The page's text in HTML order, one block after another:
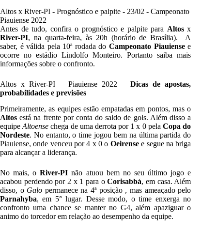
Altos x River-PI - Prognóstico e palpite - 23/02 - Campeonato
Piauiense 2022
Antes de tudo, confira o prognóstico e palpite para Altosx
River-PI, na quarta-feira, às 20h (horário de Brasília). A
saber, é válida pela 10ª rodada doCampeonato Piauiensee
ocorre no estádio Lindolfo Monteiro. Portanto saiba mais
informações sobre o confronto.
Altos x River-PI – Piauiense 2022 – Dicas de apostas,
probabilidades e previsões
Primeiramente, as equipes estão empatadas em pontos, mas o
Altos está na frente por conta do saldo de gols. Além disso a
equipeAltoense chega de uma derrota por 1 x 0 pelaCopa do
Nordeste. No entanto, o time jogou bem na última partida do
Piauiense, onde venceu por 4 x 0 o Oeirensee segue na briga
para alcançar a liderança.
No mais, oRiver-PI não atuou bem no seu último jogo e
acabou perdendo por 2 x 1 para oCorisabbá, em casa. Além
disso, o Galo permanece na 4ª posição , mas ameaçado pelo
Parnahyba, em 5° lugar. Desse modo, o time enxerga no
confronto uma chance se manter no G4, além apaziguar o
animo do torcedor em relação ao desempenho da equipe.